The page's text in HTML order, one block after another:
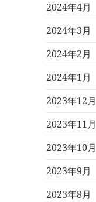
2024年4月
2024年3月
2024年2月
2024年1月
2023年12月
2023年11月
2023年10月
2023年9月
2023年8月